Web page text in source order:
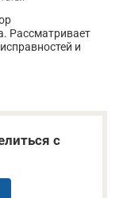
Рассматривает
и
с